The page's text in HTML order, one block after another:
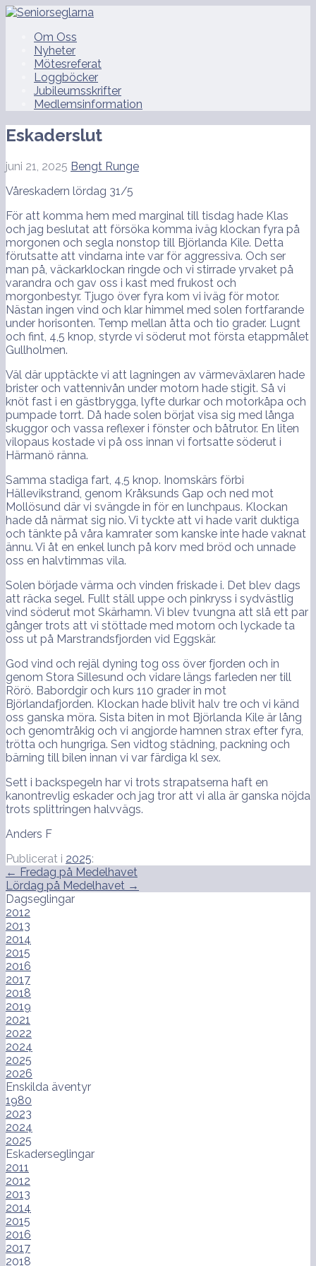
Hoppa
innehållOm Oss
Nyheter
Mötesreferat
Loggböcker
Jubileumsskrifter
Medlemsinformation
Eskaderslut
juni 21, 2025 Bengt Runge
Våreskadern lördag 31/5
För att komma hem med marginal till tisdag hade Klas
och jag beslutat att försöka komma iväg klockan fyra på
morgonen och segla nonstop till Björlanda Kile. Detta
förutsatte att vindarna inte var för aggressiva. Och ser
man på, väckarklockan ringde och vi stirrade yrvaket på
varandra och gav oss i kast med frukost och
morgonbestyr. Tjugo över fyra kom vi iväg för motor.
Nästan ingen vind och klar himmel med solen fortfarande
under horisonten. Temp mellan åtta och tio grader. Lugnt
och fint, 4,5 knop, styrde vi söderut mot första etappmålet
Gullholmen.
Väl där upptäckte vi att lagningen av värmeväxlaren hade
brister och vattennivån under motorn hade stigit. Så vi
knöt fast i en gästbrygga, lyfte durkar och motorkåpa och
pumpade torrt. Då hade solen börjat visa sig med långa
skuggor och vassa reflexer i fönster och båtrutor. En liten
vilopaus kostade vi på oss innan vi fortsatte söderut i
Härmanö ränna.
Samma stadiga fart, 4,5 knop. Inomskärs förbi
Hällevikstrand, genom Kråksunds Gap och ned mot
Mollösund där vi svängde in för en lunchpaus. Klockan
hade då närmat sig nio. Vi tyckte att vi hade varit duktiga
och tänkte på våra kamrater som kanske inte hade vaknat
ännu. Vi åt en enkel lunch på korv med bröd och unnade
oss en halvtimmas vila.
Solen började värma och vinden friskade i. Det blev dags
att räcka segel. Fullt ställ uppe och pinkryss i sydvästlig
vind söderut mot Skärhamn. Vi blev tvungna att slå ett par
gånger trots att vi stöttade med motorn och lyckade ta
oss ut på Marstrandsfjorden vid Eggskär.
God vind och rejäl dyning tog oss över fjorden och in
genom Stora Sillesund och vidare längs farleden ner till
Rörö. Babordgir och kurs 110 grader in mot
Björlandafjorden. Klockan hade blivit halv tre och vi känd
oss ganska möra. Sista biten in mot Björlanda Kile är lång
och genomtråkig och vi angjorde hamnen strax efter fyra,
trötta och hungriga. Sen vidtog städning, packning och
bärning till bilen innan vi var färdiga kl sex.
Sett i backspegeln har vi trots strapatserna haft en
kanontrevlig eskader och jag tror att vi alla är ganska nöjda
trots splittringen halvvägs.
Anders F
Publicerat i 2025:
Inläggsnavigering
← Fredag på Medelhavet
Lördag på Medelhavet →
Dagseglingar
2012
2013
2014
2015
2016
2017
2018
2019
2021
2022
2024
2025
2026
Enskilda äventyr
1980
2023
2024
2025
Eskaderseglingar
2011
2012
2013
2014
2015
2016
2017
2018